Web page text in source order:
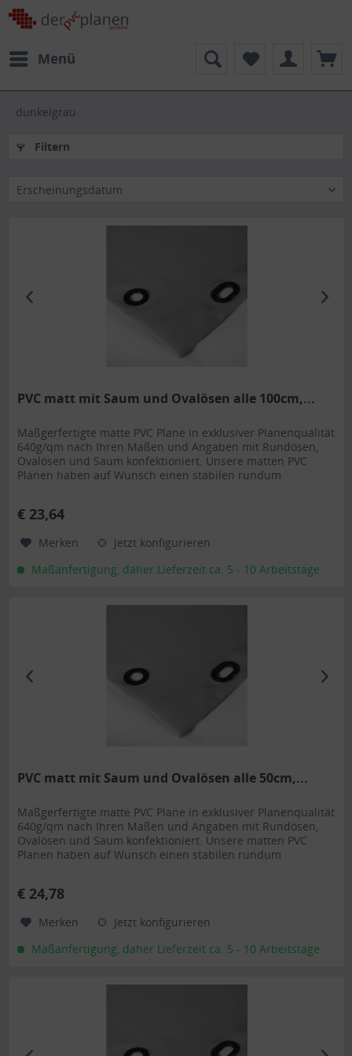
Menü
dunkelgrau
Filtern
Erscheinungsdatum
PVC matt mit Saum und Ovalösen alle 100cm,...
Maßgerfertigte matte PVC Plane in exklusiver Planenqualität
640g/qm nach Ihren Maßen und Angaben mit Rundösen,
Ovalösen und Saum konfektioniert. Unsere matten PVC
Planen haben auf Wunsch einen stabilen rundum
verzinkten Ösen oder auf Wunsch auch mit Edelstahlösen...
€ 23,64
Merken
Jetzt konfigurieren
Maßanfertigung, daher Lieferzeit ca. 5 - 10 Arbeitstage
PVC matt mit Saum und Ovalösen alle 50cm,...
Maßgerfertigte matte PVC Plane in exklusiver Planenqualität
640g/qm nach Ihren Maßen und Angaben mit Rundösen,
Ovalösen und Saum konfektioniert. Unsere matten PVC
Planen haben auf Wunsch einen stabilen rundum
verzinkten Ösen oder auf Wunsch auch mit Edelstahlösen...
€ 24,78
Merken
Jetzt konfigurieren
Maßanfertigung, daher Lieferzeit ca. 5 - 10 Arbeitstage